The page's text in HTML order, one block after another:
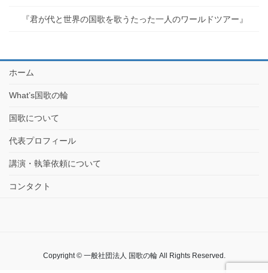
『君が代と世界の国歌を歌うたった一人のワールドツアー』
ホーム
What’s国歌の輪
国歌について
代表プロフィール
講演・執筆依頼について
コンタクト
Copyright © 一般社団法人 国歌の輪 All Rights Reserved.